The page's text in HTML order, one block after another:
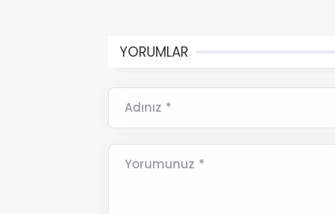
YORUMLAR
Adınız *
Yorumunuz *